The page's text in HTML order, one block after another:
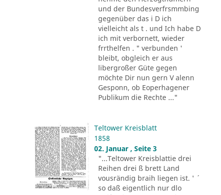
und der Bundesverfrsmmbing
gegenüber das i D ich
vielleicht als t . und Ich habe D
ich mit verbornett, wieder
frrthelfen . " verbunden '
bleibt, obgleich er aus
libergroßer Güte gegen
möchte Dir nun gern V alenn
Gesponn, ob Eoperhagener
Publikum die Rechte ..."
Teltower Kreisblatt
1858
02. Januar , Seite 3
"...Teltower Kreisblattie drei
Reihen drei ß brett Land
vousrändig braih liegen ist. ' ´
so daß eigentlich nur dlo